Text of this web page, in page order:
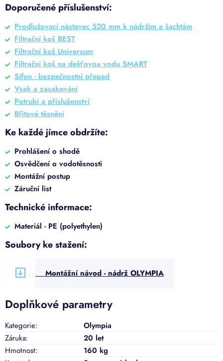
Doporučené příslušenství:
Prodlužovací nástavec 520 mm k nádržím a šachtám
Filtrační koš BEST
Filtrační koš Universum
Filtrační koš na dešťovou vodu SMART
Sifon - bezpečnostní přepad
Vsak a zasakování
Potrubí a příslušenství
Břitové těsnění
Ke každé jímce obdržíte:
Prohlášení o shodě
Osvědčení o vodotěsnosti
Montážní postup
Záruční list
Technické informace:
Materiál - PE (polyethylen)
Soubory ke stažení:
Montážní návod - nádrž OLYMPIA
Doplňkové parametry
Kategorie:
Olympia
Záruka:
20 let
Hmotnost:
160 kg